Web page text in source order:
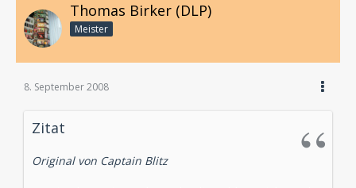
Thomas Birker (DLP)
Meister
8. September 2008
Zitat
Original von Captain Blitz